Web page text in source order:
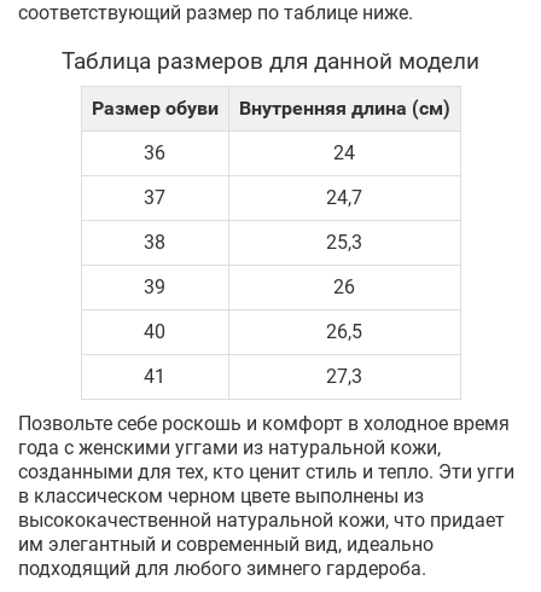
соответствующий размер по таблице ниже.
Таблица размеров для данной модели
Размер обуви
Внутренняя длина (см)
36
24
37
24,7
38
25,3
39
26
40
26,5
41
27,3
Позвольте себе роскошь и комфорт в холодное время
года с женскими уггами из натуральной кожи,
созданными для тех, кто ценит стиль и тепло. Эти угги
в классическом черном цвете выполнены из
высококачественной натуральной кожи, что придает
им элегантный и современный вид, идеально
подходящий для любого зимнего гардероба.